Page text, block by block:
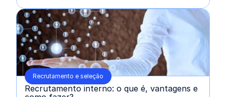
Recrutamento e seleção
Recrutamento interno: o que é, vantagens e